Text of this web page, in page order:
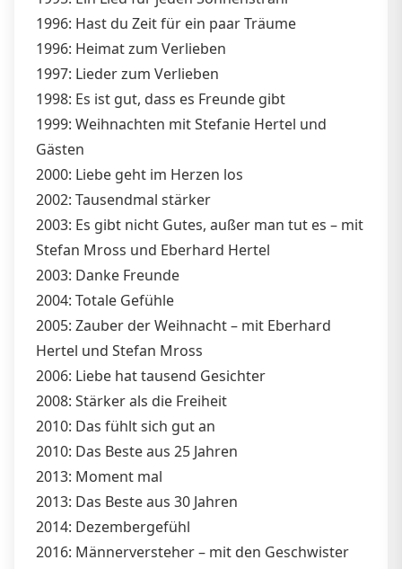
1996: Hast du Zeit für ein paar Träume
1996: Heimat zum Verlieben
1997: Lieder zum Verlieben
1998: Es ist gut, dass es Freunde gibt
1999: Weihnachten mit Stefanie Hertel und
Gästen
2000: Liebe geht im Herzen los
2002: Tausendmal stärker
2003: Es gibt nicht Gutes, außer man tut es – mit
Stefan Mross und Eberhard Hertel
2003: Danke Freunde
2004: Totale Gefühle
2005: Zauber der Weihnacht – mit Eberhard
Hertel und Stefan Mross
2006: Liebe hat tausend Gesichter
2008: Stärker als die Freiheit
2010: Das fühlt sich gut an
2010: Das Beste aus 25 Jahren
2013: Moment mal
2013: Das Beste aus 30 Jahren
2014: Dezembergefühl
2016: Männerversteher – mit den Geschwister